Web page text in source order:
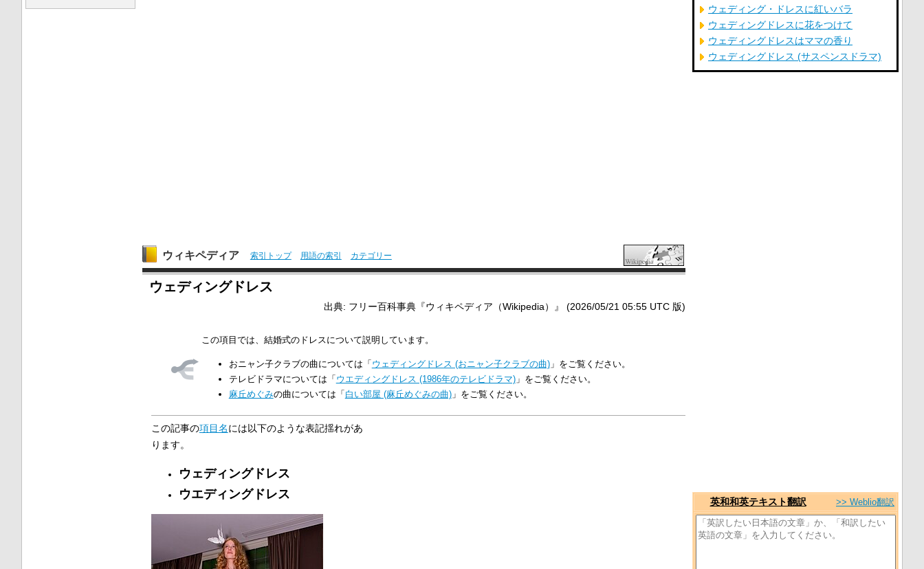
ウィキペディア 索引トップ 用語の索引 カテゴリー
ウェディングドレス
出典: フリー百科事典『ウィキペディア（Wikipedia）』 (2026/05/21 05:55 UTC 版)
この項目では、結婚式のドレスについて説明しています。
おニャン子クラブの曲については「ウェディングドレス (おニャン子クラブの曲)」をご覧ください。
テレビドラマについては「ウエディングドレス (1986年のテレビドラマ)」をご覧ください。
麻丘めぐみの曲については「白い部屋 (麻丘めぐみの曲)」をご覧ください。
この記事の項目名には以下のような表記揺れがあ
ります。
ウェディングドレス
ウエディングドレス
ウェディング・ドレスに紅いバラ
ウェディングドレスに花をつけて
ウェディングドレスはママの香り
ウェディングドレス (サスペンスドラマ)
英和和英テキスト翻訳 >> Weblio翻訳